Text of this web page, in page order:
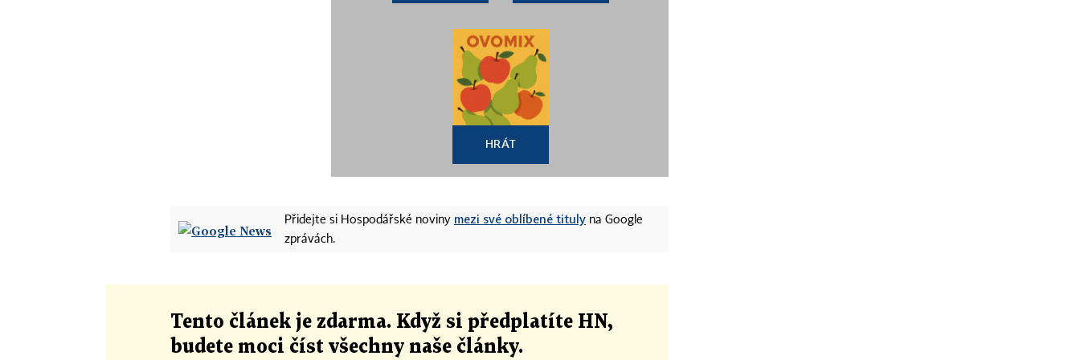
HRÁT
Přidejte si Hospodářské noviny mezi své oblíbené tituly na Google
zprávách.
Tento článek je zdarma. Když si předplatíte HN,
budete moci číst všechny naše články.